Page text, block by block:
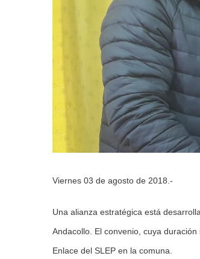
Viernes 03 de agosto de 2018.-
Una alianza estratégica está
Andacollo. El convenio, cuya
Enlace del SLEP en la comuna.